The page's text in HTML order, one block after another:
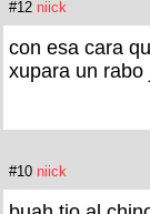
#12 niick
con esa cara
xupara un rabo
#10 niick